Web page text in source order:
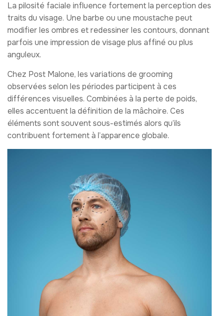
La pilosité faciale influence fortement la perception des
traits du visage. Une barbe ou une moustache peut
modifier les ombres et redessiner les contours, donnant
parfois une impression de visage plus affiné ou plus
anguleux.
Chez Post Malone, les variations de grooming
observées selon les périodes participent à ces
différences visuelles. Combinées à la perte de poids,
elles accentuent la définition de la mâchoire. Ces
éléments sont souvent sous-estimés alors qu’ils
contribuent fortement à l’apparence globale.